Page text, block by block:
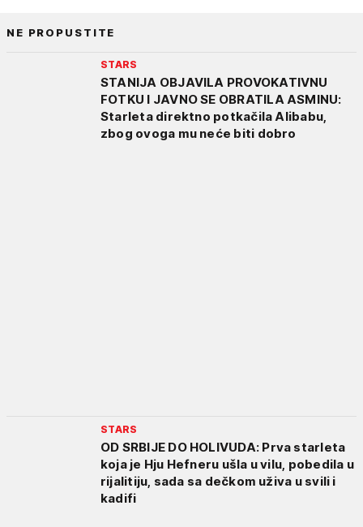
NE PROPUSTITE
STARS
STANIJA OBJAVILA PROVOKATIVNU
FOTKU I JAVNO SE OBRATILA ASMINU:
Starleta direktno potkačila Alibabu,
zbog ovoga mu neće biti dobro
STARS
OD SRBIJE DO HOLIVUDA: Prva starleta
koja je Hju Hefneru ušla u vilu, pobedila u
rijalitiju, sada sa dečkom uživa u svili i
kadifi